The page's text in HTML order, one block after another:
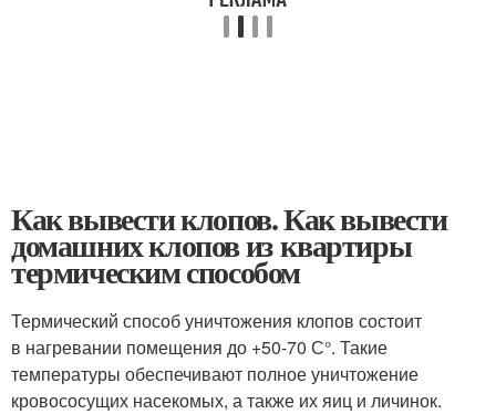
Как вывести клопов. Как вывести
домашних клопов из квартиры
термическим способом
Термический способ уничтожения клопов состоит
в нагревании помещения до +50-70 С°. Такие
температуры обеспечивают полное уничтожение
кровососущих насекомых, а также их яиц и личинок.